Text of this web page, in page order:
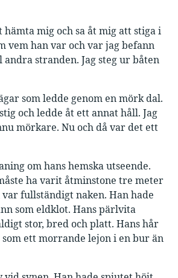
mig och sa åt mig att stiga i
vem han var och var jag befann
stranden. Jag steg ur båten
som ledde genom en mörk dal.
och ledde åt ett annat håll. Jag
mörkare. Nu och då var det ett
om hans hemska utseende.
ha varit åtminstone tre meter
fullständigt naken. Han hade
som eldklot. Hans pärlvita
stor, bred och platt. Hans hår
ett morrande lejon i en bur än